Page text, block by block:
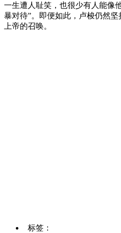
一生遭人耻笑，也很少有人能像
暴对待”。即便如此，卢梭仍然
上帝的召唤。
标签：